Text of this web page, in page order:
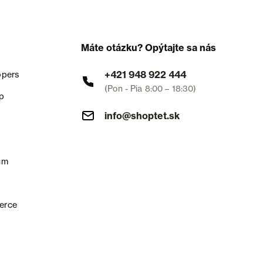
Máte otázku? Opýtajte sa nás
+421 948 922 444
(Pon - Pia 8:00 – 18:30)
info@shoptet.sk